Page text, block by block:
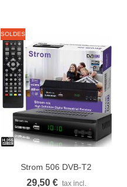
SOLDES
Strom 506 DVB-T2
Récepteur...
29,50 € tax incl.